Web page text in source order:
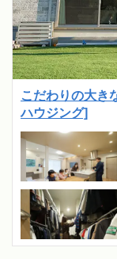
こだわりの大き
ハウジング]